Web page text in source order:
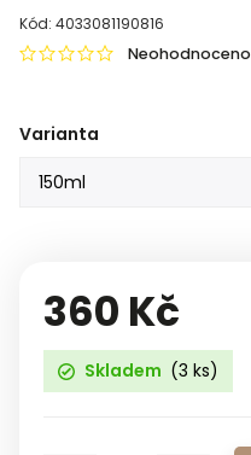
Kód: 4033081190816
Neohodnoceno
Varianta
360 Kč
Skladem (3 ks)